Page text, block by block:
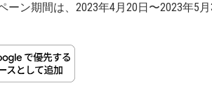
ーン期間は、2023年4月20日〜2023年5